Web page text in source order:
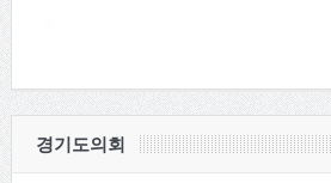
경기도의회